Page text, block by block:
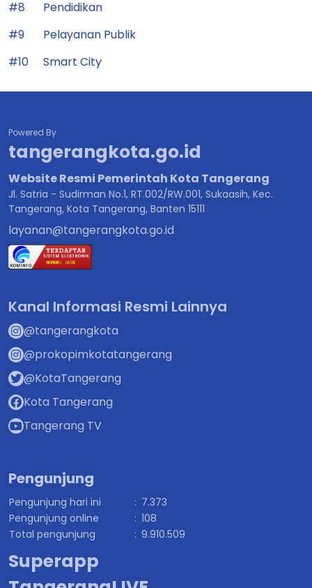
#8
Pendidikan
#9
Pelayanan Publik
#10
Smart City
Powered By
tangerangkota.go.id
Website Resmi Pemerintah Kota Tangerang
Jl. Satria - Sudirman No.1, RT.002/RW.001, Sukaasih, Kec.
Tangerang, Kota Tangerang, Banten 15111
layanan@tangerangkota.go.id
Kanal Informasi Resmi Lainnya
@tangerangkota
@prokopimkotatangerang
@KotaTangerang
Kota Tangerang
Tangerang TV
Pengunjung
Pengunjung hari ini : 7.373
Pengunjung online
: 108
Total pengunjung
: 9.910.509
Superapp